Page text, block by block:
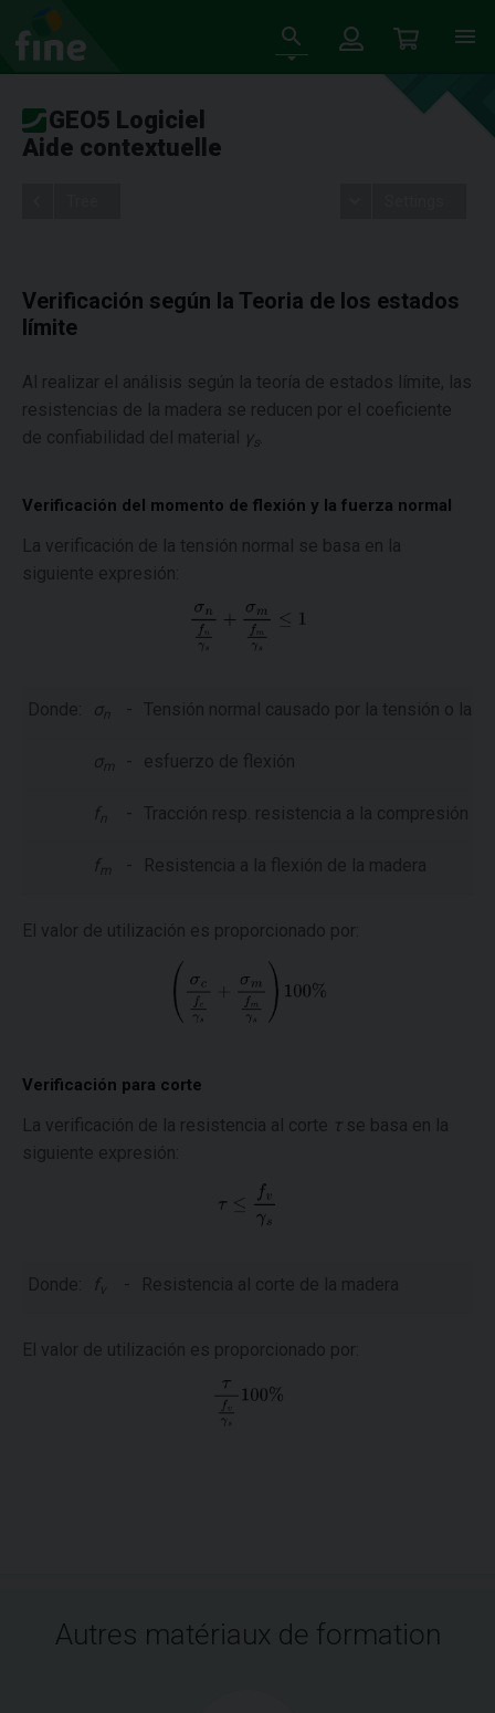
GEO5 Logiciel
Aide contextuelle
Verificación según la Teoria de los estados
límite
Al realizar el análisis según la teoría de estados límite, las
resistencias de la madera se reducen por el coeficiente
de confiabilidad del material γs
Verificación del momento de flexión y la fuerza normal
La verificación de la tensión normal se basa en la
siguiente expresión:
Donde: σn - Tensión normal causado por la tensión o la
σm - esfuerzo de flexión
fn - Tracción resp. resistencia a la compresión
fm - Resistencia a la flexión de la madera
El valor de utilización es proporcionado por:
Verificación para corte
La verificación de la resistencia al corte τ se basa en la
siguiente expresión:
Donde: fv - Resistencia al corte de la madera
El valor de utilización es proporcionado por:
Autres matériaux de formation